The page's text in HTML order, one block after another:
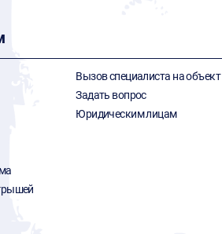
Вызов специалиста на объект
Задать вопрос
Юридическим лицам